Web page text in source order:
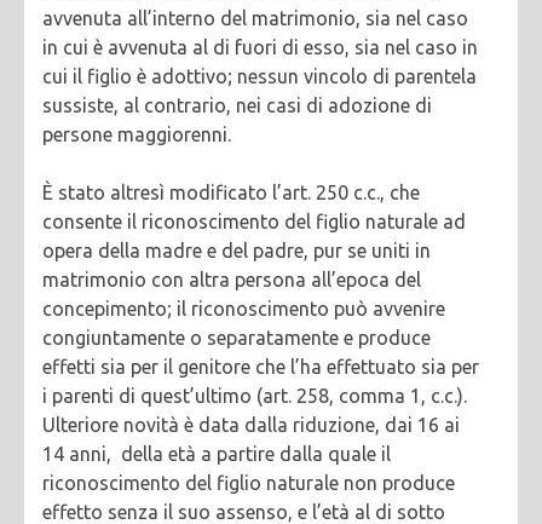
avvenuta all’interno del matrimonio, sia nel caso
in cui è avvenuta al di fuori di esso, sia nel caso in
cui il figlio è adottivo; nessun vincolo di parentela
sussiste, al contrario, nei casi di adozione di
persone maggiorenni.
È stato altresì modificato l’art. 250 c.c., che
consente il riconoscimento del figlio naturale ad
opera della madre e del padre, pur se uniti in
matrimonio con altra persona all’epoca del
concepimento; il riconoscimento può avvenire
congiuntamente o separatamente e produce
effetti sia per il genitore che l’ha effettuato sia per
i parenti di quest’ultimo (art. 258, comma 1, c.c.).
Ulteriore novità è data dalla riduzione, dai 16 ai
14 anni, della età a partire dalla quale il
riconoscimento del figlio naturale non produce
effetto senza il suo assenso, e l’età al di sotto